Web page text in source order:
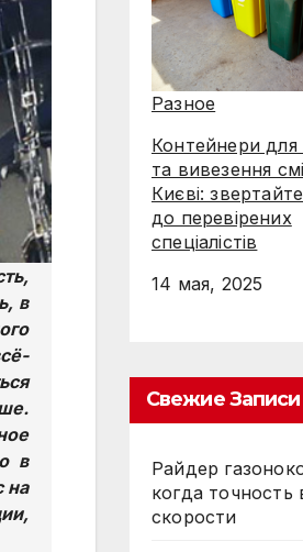
в
в
на
Разное
Контейнери для
та вивезення
Києві:
до перевірених
спеціалістів
14 мая, 2025
Свежие Записи
Райдер
когда точность
скорости